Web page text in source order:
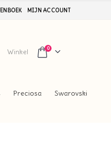
MIJN ACCOUNT
Winkel 0
Preciosa Swarovski